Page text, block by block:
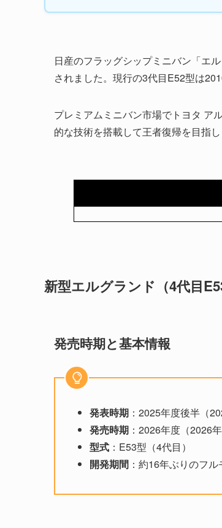
日産のフラッグシップミニバン「エル
されました。現行の3代目E52型は
プレミアムミニバン市場でトヨタ ア
的な技術を搭載して王者復帰を目指し
新型エルグランド（4代目
発売時期と基本情報
発表時期 ：2025年度後半（
発売時期 ：2026年度（2026
型式 ：E53型（4代目）
開発期間 ：約16年ぶりのフ